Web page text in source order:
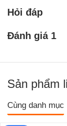
Hỏi đáp
Đánh giá 1
Sản phẩm
Cùng danh mục